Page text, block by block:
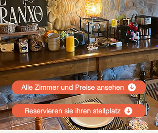
Alle Zimmer und Preise ansehen
Reservieren sie ihren stellplatz